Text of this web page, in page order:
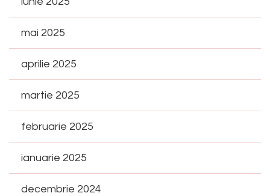
mai 2025
aprilie 2025
martie 2025
februarie 2025
ianuarie 2025
decembrie 2024